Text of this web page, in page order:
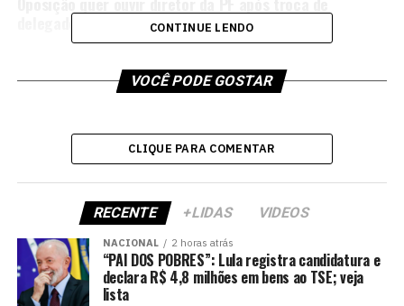
delegado no caso de LulinhaCONTINUE LENDO
VOCÊ PODE GOSTAR
CLIQUE PARA COMENTAR
RECENTE +LIDAS VIDEOS
NACIONAL 2 horas atrás
“PAI DOS POBRES”: Lula registra candidatura e
declara R$ 4,8 milhões em bens ao TSE; veja
lista